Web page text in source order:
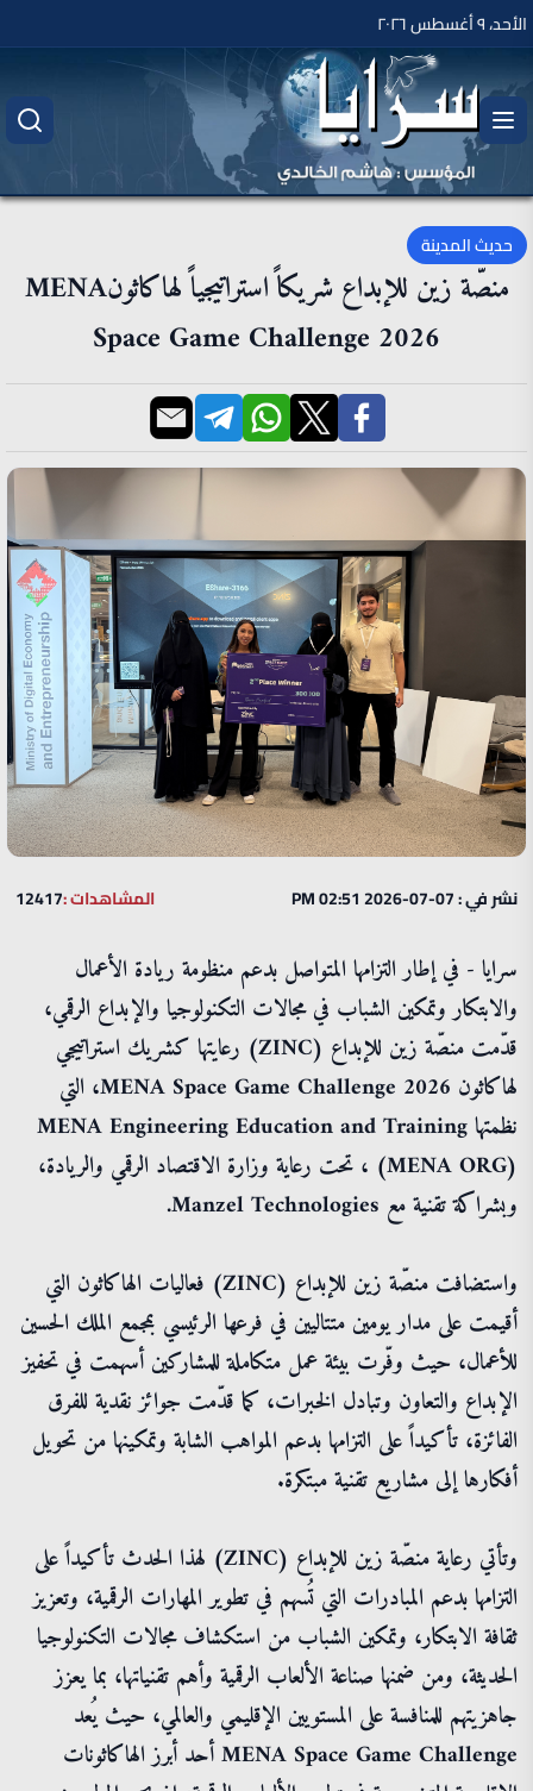
الأحد، ٩ أغسطس ٢٠٢٦
حديث المدينة
منصّة زين للإبداع شريكاً استراتيجياً لهاكاثونMENA
Space Game Challenge 2026
نشر في : 07-07-2026 02:51 PM المشاهدات :12417
سرايا - في إطار التزامها المتواصل بدعم منظومة ريادة الأعمال
والابتكار وتمكين الشباب في مجالات التكنولوجيا والإبداع الرقمي،
قدّمت منصّة زين للإبداع (ZINC) رعايتها كشريك استراتيجي
لهاكاثون MENA Space Game Challenge 2026، التي
نظمتها MENA Engineering Education and Training
(MENA ORG) ، تحت رعاية وزارة الاقتصاد الرقمي والريادة،
وبشراكة تقنية مع Manzel Technologies.
واستضافت منصّة زين للإبداع (ZINC) فعاليات الهاكاثون التي
أقيمت على مدار يومين متتاليين في فرعها الرئيسي بمجمع الملك الحسين
للأعمال، حيث وفّرت بيئة عمل متكاملة للمشاركين أسهمت في تحفيز
الإبداع والتعاون وتبادل الخبرات، كما قدّمت جوائز نقدية للفرق
الفائزة، تأكيداً على التزامها بدعم المواهب الشابة وتمكينها من تحويل
أفكارها إلى مشاريع تقنية مبتكرة.
وتأتي رعاية منصّة زين للإبداع (ZINC) لهذا الحدث تأكيداً على
التزامها بدعم المبادرات التي تُسهم في تطوير المهارات الرقمية، وتعزيز
ثقافة الابتكار، وتمكين الشباب من استكشاف مجالات التكنولوجيا
الحديثة، ومن ضمنها صناعة الألعاب الرقمية وأهم تقنياتها، بما يعزز
جاهزيتهم للمنافسة على المستويين الإقليمي والعالمي، حيث يُعد
MENA Space Game Challenge أحد أبرز الهاكاثونات